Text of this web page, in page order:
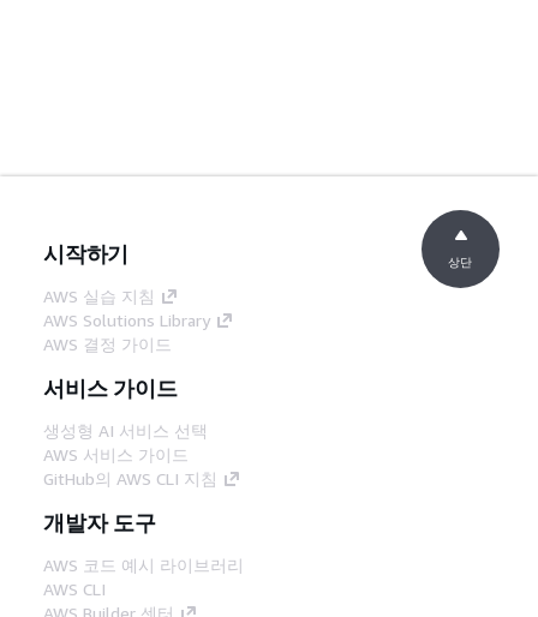
시작하기
AWS 실습 지침
AWS Solutions Library
AWS 결정 가이드
서비스 가이드
생성형 AI 서비스 선택
AWS 서비스 가이드
GitHub의 AWS CLI 지침
개발자 도구
AWS 코드 예시 라이브러리
AWS CLI
AWS Builder 센터
상단